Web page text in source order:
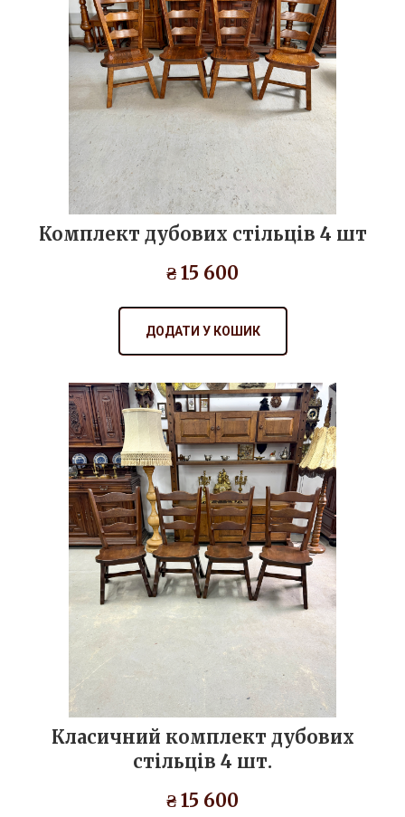
Комплект дубових стільців 4 шт
₴ 15 600
ДОДАТИ У КОШИК
Класичний комплект дубових
стільців 4 шт.
₴ 15 600